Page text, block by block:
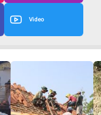
Video